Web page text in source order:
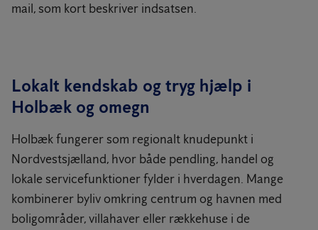
mail, som kort beskriver indsatsen.
Lokalt kendskab og tryg hjælp i
Holbæk og omegn
Holbæk fungerer som regionalt knudepunkt i
Nordvestsjælland, hvor både pendling, handel og
lokale servicefunktioner fylder i hverdagen. Mange
kombinerer byliv omkring centrum og havnen med
boligområder, villahaver eller rækkehuse i de